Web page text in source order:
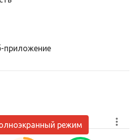
приложение
режим